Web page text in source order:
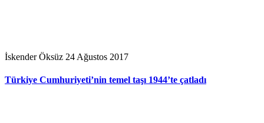
İskender Öksüz 24 Ağustos 2017
Türkiye Cumhuriyeti’nin temel taşı 1944’te çatladı